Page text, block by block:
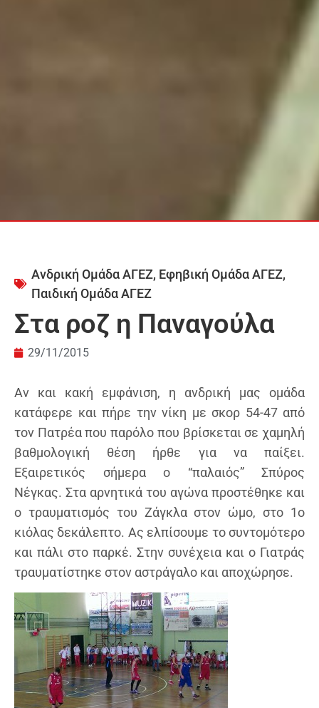
Ανδρική Ομάδα ΑΓΕΖ, Εφηβική Ομάδα ΑΓΕΖ,
Παιδική Ομάδα ΑΓΕΖ
Στα ροζ η Παναγούλα
29/11/2015
Αν και κακή εμφάνιση, η ανδρική μας ομάδα
κατάφερε και πήρε την νίκη με σκορ 54-47 από
τον Πατρέα που παρόλο που βρίσκεται σε χαμηλή
βαθμολογική θέση ήρθε για να παίξει.
Εξαιρετικός σήμερα ο “παλαιός” Σπύρος
Νέγκας. Στα αρνητικά του αγώνα προστέθηκε και
ο τραυματισμός του Ζάγκλα στον ώμο, στο 1ο
κιόλας δεκάλεπτο. Ας ελπίσουμε το συντομότερο
και πάλι στο παρκέ. Στην συνέχεια και ο Γιατράς
τραυματίστηκε στον αστράγαλο και αποχώρησε.